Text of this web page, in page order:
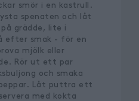
smör i en kastrull.
spenaten och låt
grädde, lite i
efter smak - för en
mjölk eller
Rör ut ett par
och smaka
Låt puttra ett
med kokta